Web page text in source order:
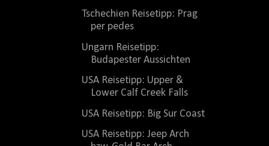
Tschechien Reisetipp: Prag
per pedes
Ungarn Reisetipp:
Budapester Aussichten
USA Reisetipp: Upper &
Lower Calf Creek Falls
USA Reisetipp: Big Sur Coast
USA Reisetipp: Jeep Arch